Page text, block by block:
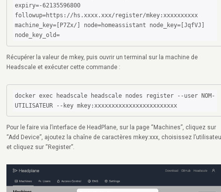
expiry=-62135596800
followup=https://hs.xxxx.xxx/register/mkey:xxxxxxxxxx
machine_key=[P7Zx/] node=homeassistant node_key=[JqfVJ]
node_key_old=
Récupérer la valeur de mkey, puis ouvrir un terminal sur la machine de
Headscale et exécuter cette commande :
docker exec headscale headscale nodes register --user NOM-
UTILISATEUR --key mkey:xxxxxxxxxxxxxxxxxxxxxxxx
Pour le faire via l’interface de HeadPlane, sur la page “Machines”, cliquez sur
“Add Device”, ajoutez la chaîne de caractères mkey:xxx, choisissez
et cliquez sur “Register”.